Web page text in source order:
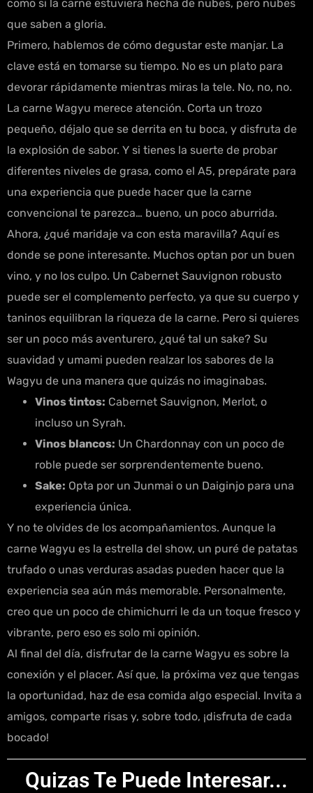
como si la carne estuviera hecha de nubes, pero nubes
que saben a gloria.
Primero, hablemos de cómo degustar este manjar. La
clave está en tomarse su tiempo. No es un plato para
devorar rápidamente mientras miras la tele. No, no, no.
La carne Wagyu merece atención. Corta un trozo
pequeño, déjalo que se derrita en tu boca, y disfruta de
la explosión de sabor. Y si tienes la suerte de probar
diferentes niveles de grasa, como el A5, prepárate para
una experiencia que puede hacer que la carne
convencional te parezca… bueno, un poco aburrida.
Ahora, ¿qué maridaje va con esta maravilla? Aquí es
donde se pone interesante. Muchos optan por un buen
vino, y no los culpo. Un Cabernet Sauvignon robusto
puede ser el complemento perfecto, ya que su cuerpo y
taninos equilibran la riqueza de la carne. Pero si quieres
ser un poco más aventurero, ¿qué tal un sake? Su
suavidad y umami pueden realzar los sabores de la
Wagyu de una manera que quizás no imaginabas.
Vinos tintos: Cabernet Sauvignon, Merlot, o
incluso un Syrah.
Vinos blancos: Un Chardonnay con un poco de
roble puede ser sorprendentemente bueno.
Sake: Opta por un Junmai o un Daiginjo para una
experiencia única.
Y no te olvides de los acompañamientos. Aunque la
carne Wagyu es la estrella del show, un puré de patatas
trufado o unas verduras asadas pueden hacer que la
experiencia sea aún más memorable. Personalmente,
creo que un poco de chimichurri le da un toque fresco y
vibrante, pero eso es solo mi opinión.
Al final del día, disfrutar de la carne Wagyu es sobre la
conexión y el placer. Así que, la próxima vez que tengas
la oportunidad, haz de esa comida algo especial. Invita a
amigos, comparte risas y, sobre todo, ¡disfruta de cada
bocado!
Quizas Te Puede Interesar...